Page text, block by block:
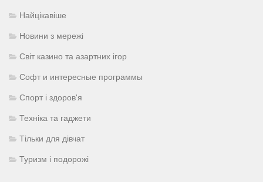
Найцікавіше
Новини з мережі
Світ казино та азартних ігор
Софт и интересные программы
Спорт і здоров'я
Техніка та гаджети
Тільки для дівчат
Туризм і подорожі